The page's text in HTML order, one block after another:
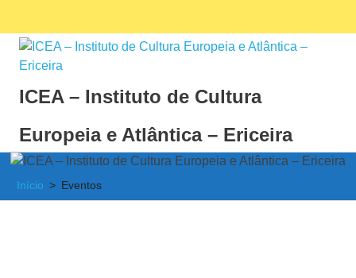
content
ICEA – Instituto de Cultura
Europeia e Atlântica – Ericeira
Instituto
Cultura
Início Eventos